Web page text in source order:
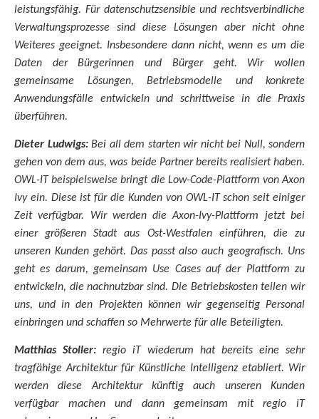
leistungsfähig. Für datenschutzsensible und rechtsverbindliche
Verwaltungsprozesse sind diese Lösungen aber nicht ohne
Weiteres geeignet. Insbesondere dann nicht, wenn es um die
Daten der Bürgerinnen und Bürger geht. Wir wollen
gemeinsame Lösungen, Betriebsmodelle und konkrete
Anwendungsfälle entwickeln und schrittweise in die Praxis
überführen.
Dieter Ludwigs:Bei all dem starten wir nicht bei Null, sondern
gehen von dem aus, was beide Partner bereits realisiert haben.
OWL-IT beispielsweise bringt die Low-Code-Plattform von Axon
Ivy ein. Diese ist für die Kunden von OWL-IT schon seit einiger
Zeit verfügbar. Wir werden die Axon-Ivy-Plattform jetzt bei
einer größeren Stadt aus Ost-Westfalen einführen, die zu
unseren Kunden gehört. Das passt also auch geografisch. Uns
geht es darum, gemeinsam Use Cases auf der Plattform zu
entwickeln, die nachnutzbar sind. Die Betriebskosten teilen wir
uns, und in den Projekten können wir gegenseitig Personal
einbringen und schaffen so Mehrwerte für alle Beteiligten.
Matthias Stoller: regio iT wiederum hat bereits eine sehr
tragfähige Architektur für Künstliche Intelligenz etabliert. Wir
werden diese Architektur künftig auch unseren Kunden
verfügbar machen und dann gemeinsam mit regio iT